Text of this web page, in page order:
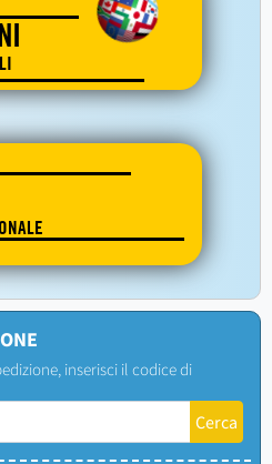
inserisci il codice di